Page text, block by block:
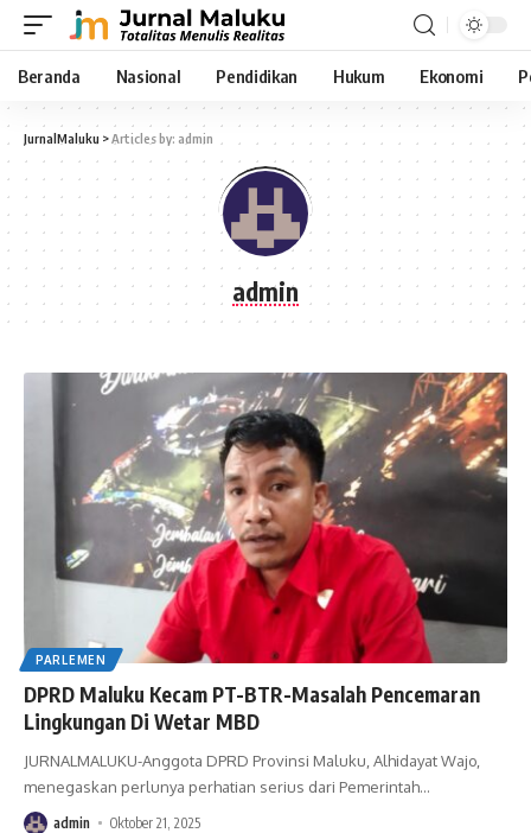
Beranda Nasional Pendidikan Hukum Ekonomi
JurnalMaluku >Articles by: admin
admin
PARLEMEN
DPRD Maluku Kecam PT-BTR-Masalah Pencemaran
Lingkungan Di Wetar MBD
JURNALMALUKU-Anggota DPRD Provinsi Maluku, Alhidayat Wajo,
menegaskan perlunya perhatian serius dari Pemerintah…
admin Oktober 21, 2025